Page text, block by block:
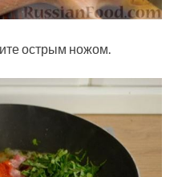
острым ножом.